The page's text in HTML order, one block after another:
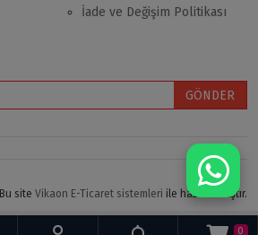
İade ve Değişim Politikası
GÖNDER
Bu site Vikaon E-Ticaret sistemleri ile hazırlanmıştır.
0